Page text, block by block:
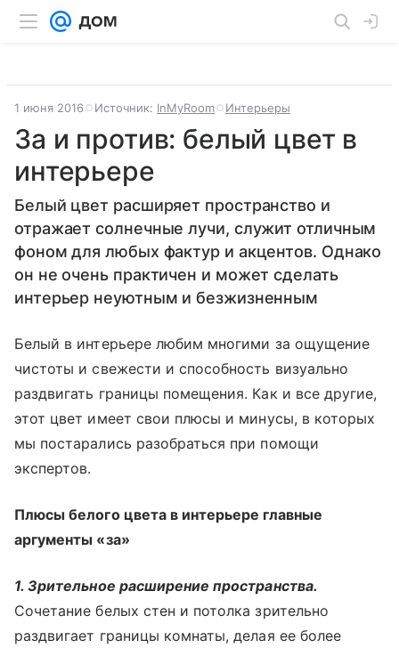
1 июня 2016 Источник: InMyRoom Интерьеры
За и против: белый цвет в
интерьере
Белый цвет расширяет пространство и
отражает солнечные лучи, служит отличным
фоном для любых фактур и акцентов. Однако
он не очень практичен и может сделать
интерьер неуютным и безжизненным
Белый в интерьере любим многими за ощущение
чистоты и свежести и способность визуально
раздвигать границы помещения. Как и все другие,
этот цвет имеет свои плюсы и минусы, в которых
мы постарались разобраться при помощи
экспертов.
Плюсы белого цвета в интерьере главные
аргументы «за»
1. Зрительное расширение пространства.
Сочетание белых стен и потолка зрительно
раздвигает границы комнаты, делая ее более